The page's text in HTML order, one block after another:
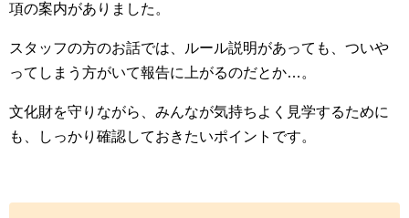
項の案内がありました。
スタッフの方のお話では、ルール説明があっても、ついや
ってしまう方がいて報告に上がるのだとか…。
文化財を守りながら、みんなが気持ちよく見学するために
も、しっかり確認しておきたいポイントです。